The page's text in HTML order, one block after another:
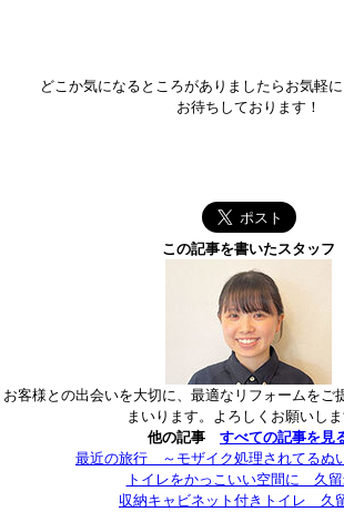
どこか気になるところがありましたらお気軽
お待ちしております！
この記事を書いたスタッフ
お客様との出会いを大切に、最適なリフォームをご
まいります。よろしくお願いしま
他の記事 すべての記事を見
最近の旅行 ～モザイク処理されてるぬ
トイレをかっこいい空間に 久
収納キャビネット付きトイレ 久